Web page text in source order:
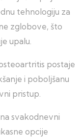
tehnologiju za
zglobove, što
upalu.
postaje
i poboljšanu
pristup.
svakodnevni
opcije